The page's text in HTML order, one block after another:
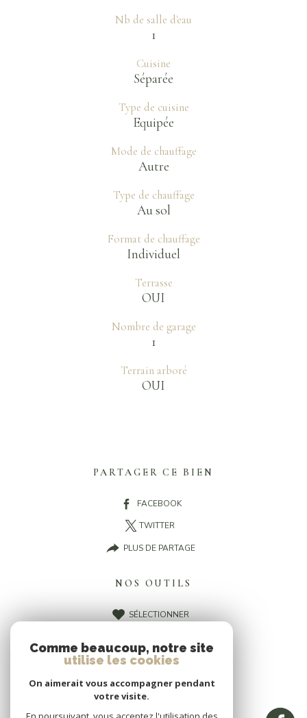
Nb de salle d'eau
1
Cuisine
Séparée
Type de cuisine
Equipée
Mode de chauffage
Autre
Type de chauffage
Au sol
Format de chauffage
Individuel
Terrasse
OUI
Nombre de garage
1
Terrain arboré
OUI
PARTAGER CE BIEN
FACEBOOK
TWITTER
PLUS DE PARTAGE
NOS OUTILS
SÉLECTIONNER
IMPRIMER
Comme beaucoup, notre site
utilise les cookies
On aimerait vous accompagner pendant
votre visite.